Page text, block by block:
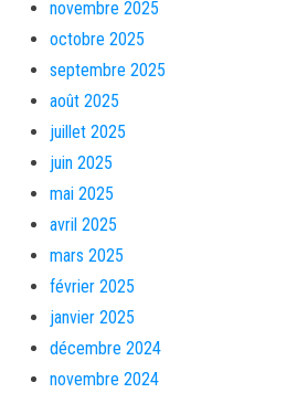
novembre 2025
octobre 2025
septembre 2025
août 2025
juillet 2025
juin 2025
mai 2025
avril 2025
mars 2025
février 2025
janvier 2025
décembre 2024
novembre 2024